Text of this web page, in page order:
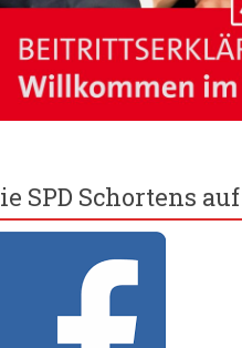
SPD Schortens